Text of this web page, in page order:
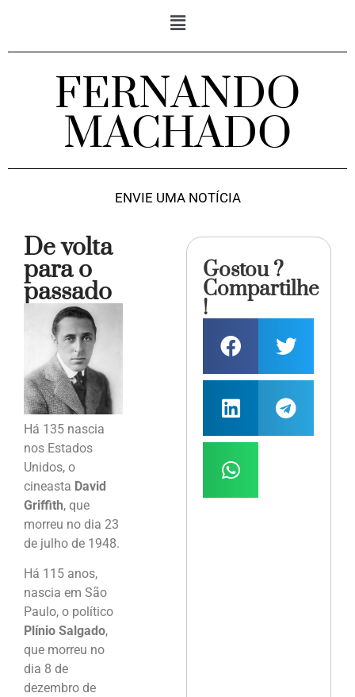
FERNANDO
MACHADO
ENVIE UMA NOTÍCIA
De volta
para o
passado
Há 135 nascia
nos Estados
Unidos, o
cineasta David
Griffith, que
morreu no dia 23
de julho de 1948.
Há 115 anos,
nascia em São
Paulo, o político
Plínio Salgado,
que morreu no
dia 8 de
dezembro de
Gostou ?
Compartilhe
!